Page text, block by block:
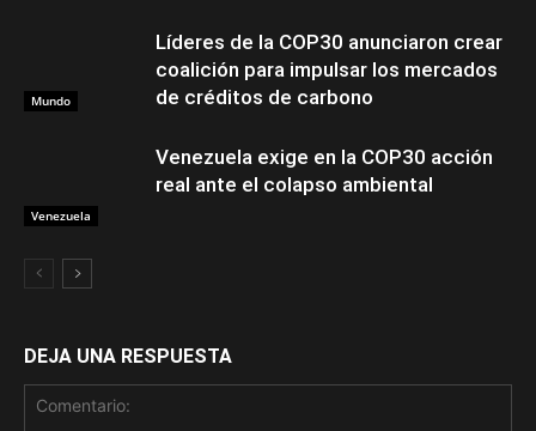
Mundo
Líderes de la COP30 anunciaron crear
coalición para impulsar los mercados
de créditos de carbono
Venezuela
Venezuela exige en la COP30 acción
real ante el colapso ambiental
DEJA UNA RESPUESTA